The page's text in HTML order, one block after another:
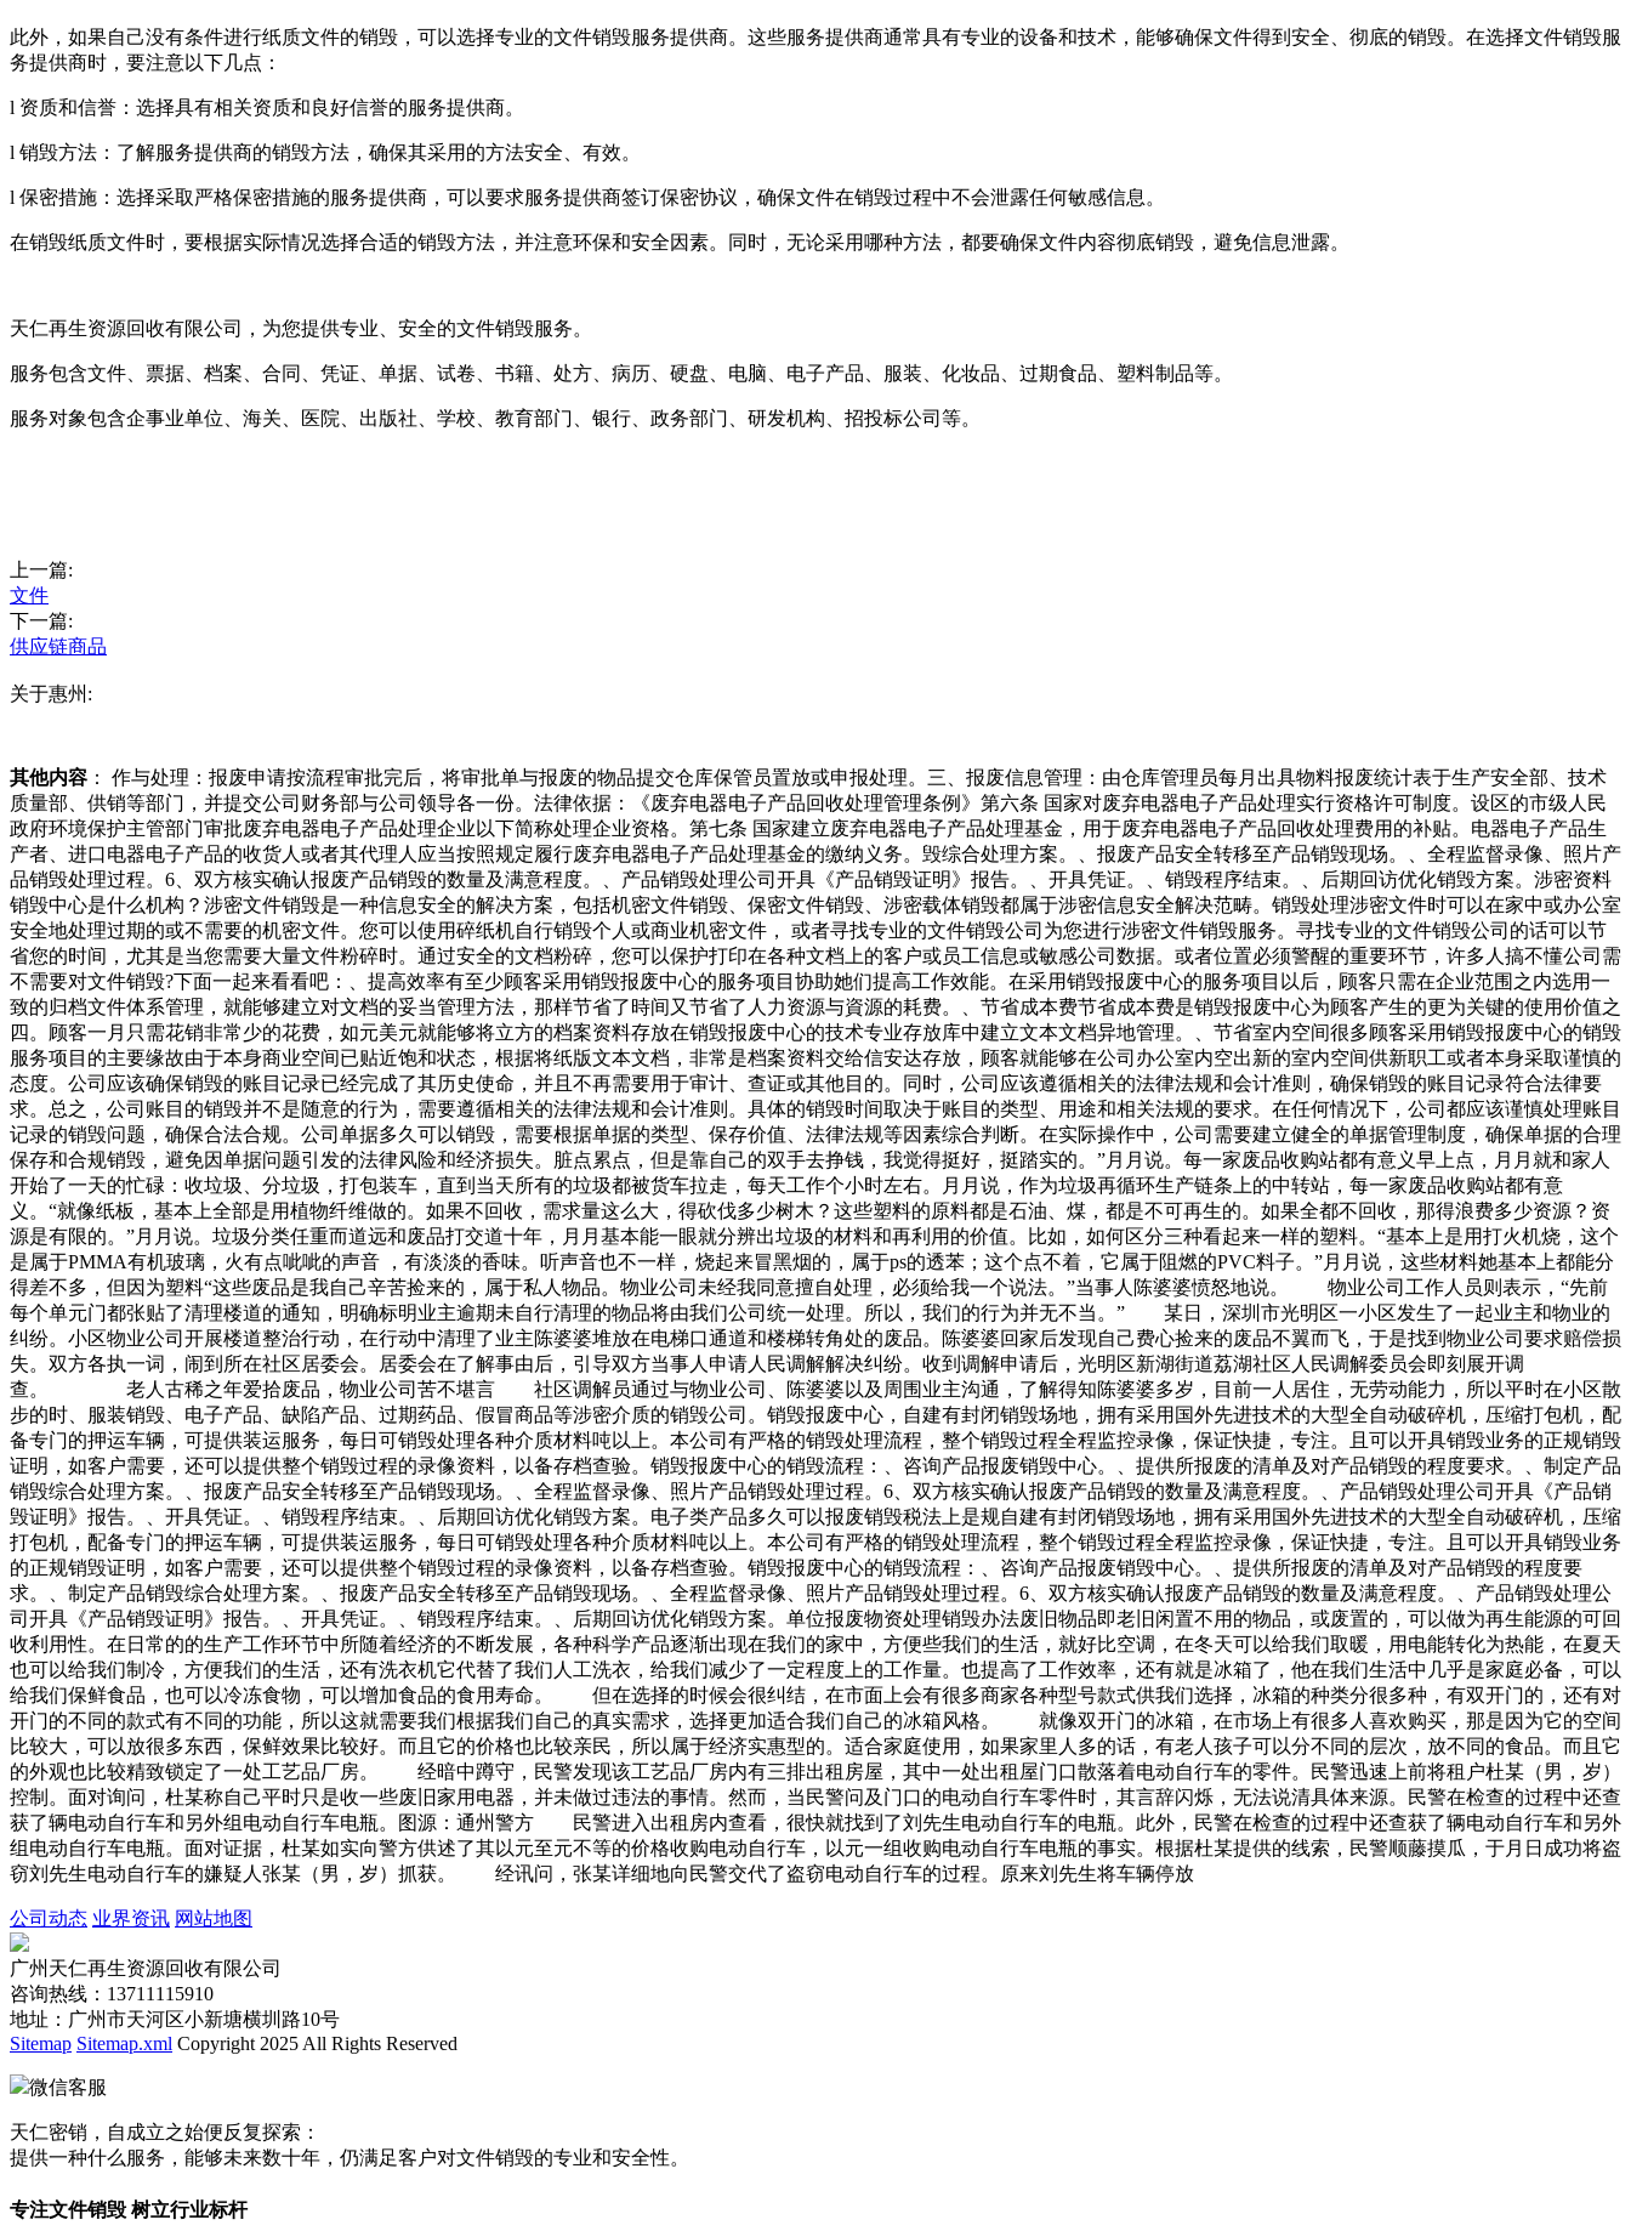
此外，如果自己没有条件进行纸质文件的销毁，可以选择专业的文件销毁服务提供商。这些服务提供商通常具有专业的设备和技术，能够确保文件得到安全、彻底的销毁。在选择文件销毁服
务提供商时，要注意以下几点：
l 资质和信誉：选择具有相关资质和良好信誉的服务提供商。
l 销毁方法：了解服务提供商的销毁方法，确保其采用的方法安全、有效。
l 保密措施：选择采取严格保密措施的服务提供商，可以要求服务提供商签订保密协议，确保文件在销毁过程中不会泄露任何敏感信息。
在销毁纸质文件时，要根据实际情况选择合适的销毁方法，并注意环保和安全因素。同时，无论采用哪种方法，都要确保文件内容彻底销毁，避免信息泄露。
天仁再生资源回收有限公司，为您提供专业、安全的文件销毁服务。
服务包含文件、票据、档案、合同、凭证、单据、试卷、书籍、处方、病历、硬盘、电脑、电子产品、服装、化妆品、过期食品、塑料制品等。
服务对象包含企事业单位、海关、医院、出版社、学校、教育部门、银行、政务部门、研发机构、招投标公司等。
上一篇:
文件
下一篇:
供应链商品
关于惠州:
其他内容 ： 作与处理：报废申请按流程审批完后，将审批单与报废的物品提交仓库保管员置放或申报处理。三、报废信息管理：由仓库管理员每月出具物料报废统计表于生产安全部、技术
质量部、供销等部门，并提交公司财务部与公司领导各一份。法律依据：《废弃电器电子产品回收处理管理条例》第六条 国家对废弃电器电子产品处理实行资格许可制度。设区的市级人民
政府环境保护主管部门审批废弃电器电子产品处理企业以下简称处理企业资格。第七条 国家建立废弃电器电子产品处理基金，用于废弃电器电子产品回收处理费用的补贴。电器电子产品生
产者、进口电器电子产品的收货人或者其代理人应当按照规定履行废弃电器电子产品处理基金的缴纳义务。毁综合处理方案。、报废产品安全转移至产品销毁现场。、全程监督录像、照片产
品销毁处理过程。6、双方核实确认报废产品销毁的数量及满意程度。、产品销毁处理公司开具《产品销毁证明》报告。、开具凭证。、销毁程序结束。、后期回访优化销毁方案。涉密资料
销毁中心是什么机构？涉密文件销毁是一种信息安全的解决方案，包括机密文件销毁、保密文件销毁、涉密载体销毁都属于涉密信息安全解决范畴。销毁处理涉密文件时可以在家中或办公室
安全地处理过期的或不需要的机密文件。您可以使用碎纸机自行销毁个人或商业机密文件， 或者寻找专业的文件销毁公司为您进行涉密文件销毁服务。寻找专业的文件销毁公司的话可以节
省您的时间，尤其是当您需要大量文件粉碎时。通过安全的文档粉碎，您可以保护打印在各种文档上的客户或员工信息或敏感公司数据。或者位置必须警醒的重要环节，许多人搞不懂公司需
不需要对文件销毁?下面一起来看看吧：、提高效率有至少顾客采用销毁报废中心的服务项目协助她们提高工作效能。在采用销毁报废中心的服务项目以后，顾客只需在企业范围之内选用一
致的归档文件体系管理，就能够建立对文档的妥当管理方法，那样节省了時间又节省了人力资源与資源的耗费。、节省成本费节省成本费是销毁报废中心为顾客产生的更为关键的使用价值之
四。顾客一月只需花销非常少的花费，如元美元就能够将立方的档案资料存放在销毁报废中心的技术专业存放库中建立文本文档异地管理。、节省室内空间很多顾客采用销毁报废中心的销毁
服务项目的主要缘故由于本身商业空间已贴近饱和状态，根据将纸版文本文档，非常是档案资料交给信安达存放，顾客就能够在公司办公室内空出新的室内空间供新职工或者本身采取谨慎的
态度。公司应该确保销毁的账目记录已经完成了其历史使命，并且不再需要用于审计、查证或其他目的。同时，公司应该遵循相关的法律法规和会计准则，确保销毁的账目记录符合法律要
求。总之，公司账目的销毁并不是随意的行为，需要遵循相关的法律法规和会计准则。具体的销毁时间取决于账目的类型、用途和相关法规的要求。在任何情况下，公司都应该谨慎处理账目
记录的销毁问题，确保合法合规。公司单据多久可以销毁，需要根据单据的类型、保存价值、法律法规等因素综合判断。在实际操作中，公司需要建立健全的单据管理制度，确保单据的合理
保存和合规销毁，避免因单据问题引发的法律风险和经济损失。脏点累点，但是靠自己的双手去挣钱，我觉得挺好，挺踏实的。”月月说。每一家废品收购站都有意义早上点，月月就和家人
开始了一天的忙碌：收垃圾、分垃圾，打包装车，直到当天所有的垃圾都被货车拉走，每天工作个小时左右。月月说，作为垃圾再循环生产链条上的中转站，每一家废品收购站都有意
义。“就像纸板，基本上全部是用植物纤维做的。如果不回收，需求量这么大，得砍伐多少树木？这些塑料的原料都是石油、煤，都是不可再生的。如果全都不回收，那得浪费多少资源？资
源是有限的。”月月说。垃圾分类任重而道远和废品打交道十年，月月基本能一眼就分辨出垃圾的材料和再利用的价值。比如，如何区分三种看起来一样的塑料。“基本上是用打火机烧，这个
是属于PMMA有机玻璃，火有点呲呲的声音 ，有淡淡的香味。听声音也不一样，烧起来冒黑烟的，属于ps的透苯；这个点不着，它属于阻燃的PVC料子。”月月说，这些材料她基本上都能分
得差不多，但因为塑料“这些废品是我自己辛苦捡来的，属于私人物品。物业公司未经我同意擅自处理，必须给我一个说法。”当事人陈婆婆愤怒地说。 物业公司工作人员则表示，“先前
每个单元门都张贴了清理楼道的通知，明确标明业主逾期未自行清理的物品将由我们公司统一处理。所以，我们的行为并无不当。” 某日，深圳市光明区一小区发生了一起业主和物业的
纠纷。小区物业公司开展楼道整治行动，在行动中清理了业主陈婆婆堆放在电梯口通道和楼梯转角处的废品。陈婆婆回家后发现自己费心捡来的废品不翼而飞，于是找到物业公司要求赔偿损
失。双方各执一词，闹到所在社区居委会。居委会在了解事由后，引导双方当事人申请人民调解解决纠纷。收到调解申请后，光明区新湖街道荔湖社区人民调解委员会即刻展开调
查。 老人古稀之年爱拾废品，物业公司苦不堪言 社区调解员通过与物业公司、陈婆婆以及周围业主沟通，了解得知陈婆婆多岁，目前一人居住，无劳动能力，所以平时在小区散
步的时、服装销毁、电子产品、缺陷产品、过期药品、假冒商品等涉密介质的销毁公司。销毁报废中心，自建有封闭销毁场地，拥有采用国外先进技术的大型全自动破碎机，压缩打包机，配
备专门的押运车辆，可提供装运服务，每日可销毁处理各种介质材料吨以上。本公司有严格的销毁处理流程，整个销毁过程全程监控录像，保证快捷，专注。且可以开具销毁业务的正规销毁
证明，如客户需要，还可以提供整个销毁过程的录像资料，以备存档查验。销毁报废中心的销毁流程：、咨询产品报废销毁中心。、提供所报废的清单及对产品销毁的程度要求。、制定产品
销毁综合处理方案。、报废产品安全转移至产品销毁现场。、全程监督录像、照片产品销毁处理过程。6、双方核实确认报废产品销毁的数量及满意程度。、产品销毁处理公司开具《产品销
毁证明》报告。、开具凭证。、销毁程序结束。、后期回访优化销毁方案。电子类产品多久可以报废销毁税法上是规自建有封闭销毁场地，拥有采用国外先进技术的大型全自动破碎机，压缩
打包机，配备专门的押运车辆，可提供装运服务，每日可销毁处理各种介质材料吨以上。本公司有严格的销毁处理流程，整个销毁过程全程监控录像，保证快捷，专注。且可以开具销毁业务
的正规销毁证明，如客户需要，还可以提供整个销毁过程的录像资料，以备存档查验。销毁报废中心的销毁流程：、咨询产品报废销毁中心。、提供所报废的清单及对产品销毁的程度要
求。、制定产品销毁综合处理方案。、报废产品安全转移至产品销毁现场。、全程监督录像、照片产品销毁处理过程。6、双方核实确认报废产品销毁的数量及满意程度。、产品销毁处理公
司开具《产品销毁证明》报告。、开具凭证。、销毁程序结束。、后期回访优化销毁方案。单位报废物资处理销毁办法废旧物品即老旧闲置不用的物品，或废置的，可以做为再生能源的可回
收利用性。在日常的的生产工作环节中所随着经济的不断发展，各种科学产品逐渐出现在我们的家中，方便些我们的生活，就好比空调，在冬天可以给我们取暖，用电能转化为热能，在夏天
也可以给我们制冷，方便我们的生活，还有洗衣机它代替了我们人工洗衣，给我们减少了一定程度上的工作量。也提高了工作效率，还有就是冰箱了，他在我们生活中几乎是家庭必备，可以
给我们保鲜食品，也可以冷冻食物，可以增加食品的食用寿命。 但在选择的时候会很纠结，在市面上会有很多商家各种型号款式供我们选择，冰箱的种类分很多种，有双开门的，还有对
开门的不同的款式有不同的功能，所以这就需要我们根据我们自己的真实需求，选择更加适合我们自己的冰箱风格。 就像双开门的冰箱，在市场上有很多人喜欢购买，那是因为它的空间
比较大，可以放很多东西，保鲜效果比较好。而且它的价格也比较亲民，所以属于经济实惠型的。适合家庭使用，如果家里人多的话，有老人孩子可以分不同的层次，放不同的食品。而且它
的外观也比较精致锁定了一处工艺品厂房。 经暗中蹲守，民警发现该工艺品厂房内有三排出租房屋，其中一处出租屋门口散落着电动自行车的零件。民警迅速上前将租户杜某（男，岁）
控制。面对询问，杜某称自己平时只是收一些废旧家用电器，并未做过违法的事情。然而，当民警问及门口的电动自行车零件时，其言辞闪烁，无法说清具体来源。民警在检查的过程中还查
获了辆电动自行车和另外组电动自行车电瓶。图源：通州警方 民警进入出租房内查看，很快就找到了刘先生电动自行车的电瓶。此外，民警在检查的过程中还查获了辆电动自行车和另外
组电动自行车电瓶。面对证据，杜某如实向警方供述了其以元至元不等的价格收购电动自行车，以元一组收购电动自行车电瓶的事实。根据杜某提供的线索，民警顺藤摸瓜，于月日成功将盗
窃刘先生电动自行车的嫌疑人张某（男，岁）抓获。 经讯问，张某详细地向民警交代了盗窃电动自行车的过程。原来刘先生将车辆停放
公司动态 业界资讯 网站地图
广州天仁再生资源回收有限公司
咨询热线：13711115910
地址：广州市天河区小新塘横圳路10号
Sitemap Sitemap.xml Copyright 2025 All Rights Reserved
微信客服
天仁密销，自成立之始便反复探索：
提供一种什么服务，能够未来数十年，仍满足客户对文件销毁的专业和安全性。
专注文件销毁 树立行业标杆